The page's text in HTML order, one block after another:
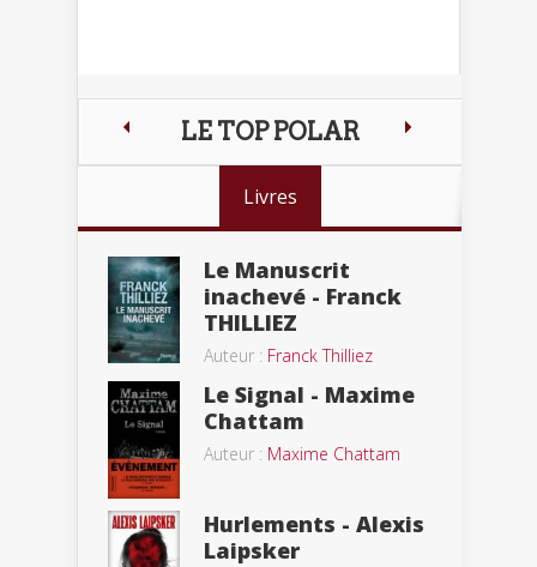
LE TOP POLAR
Livres
Le Manuscrit
inachevé - Franck
THILLIEZ
Auteur : Franck Thilliez
Le Signal - Maxime
Chattam
Auteur : Maxime Chattam
Hurlements - Alexis
Laipsker